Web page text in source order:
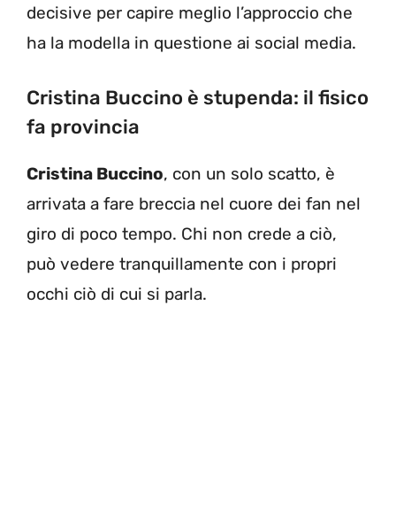
decisive per capire meglio l’approccio che
ha la modella in questione ai social media.
Cristina Buccino è stupenda: il fisico
fa provincia
Cristina Buccino, con un solo scatto, è
arrivata a fare breccia nel cuore dei fan nel
giro di poco tempo. Chi non crede a ciò,
può vedere tranquillamente con i propri
occhi ciò di cui si parla.